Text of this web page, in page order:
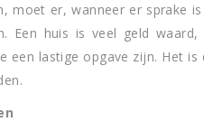
moet er, wanneer er sprake
Een huis is veel geld
een lastige opgave zijn. Het